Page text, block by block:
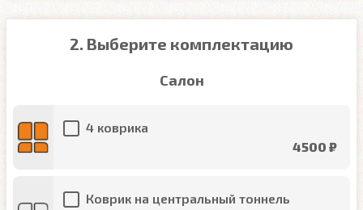
2. Выберите комплектацию
Салон
4 коврика
4500 ₽
Коврик на центральный тоннель